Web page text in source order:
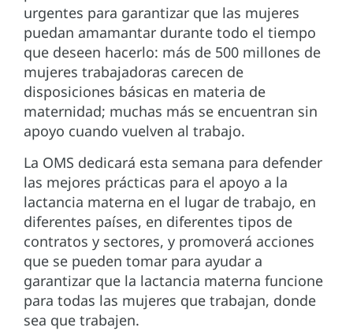
urgentes para garantizar que las mujeres
puedan amamantar durante todo el tiempo
que deseen hacerlo: más de 500 millones de
mujeres trabajadoras carecen de
disposiciones básicas en materia de
maternidad; muchas más se encuentran sin
apoyo cuando vuelven al trabajo.
La OMS dedicará esta semana para defender
las mejores prácticas para el apoyo a la
lactancia materna en el lugar de trabajo, en
diferentes países, en diferentes tipos de
contratos y sectores, y promoverá acciones
que se pueden tomar para ayudar a
garantizar que la lactancia materna funcione
para todas las mujeres que trabajan, donde
sea que trabajen.